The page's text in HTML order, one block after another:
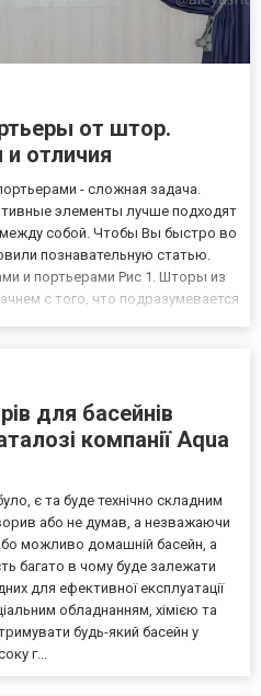
от штор.
отличия
- сложная задача.
элементы лучше подходят
между собой. Чтобы Вы быстро во
познавательную статью.
и портьерами Рис 1. Шторы из
с того, что подразумевается
для басейнів
компанії Aqua
є та буде технічно складним
або не думав, а незважаючи
можливо домашній басейн, а
багато в чому буде залежати
для ефективної експлуатації
обладнанням, хімією та
будь-який басейн у
г...